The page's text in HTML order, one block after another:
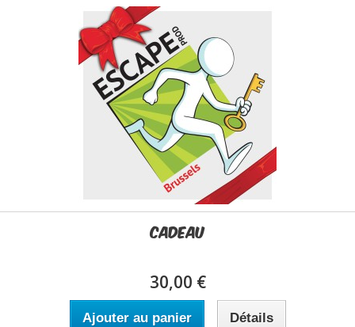
Cadeau
30,00 €
Ajouter au panier Détails